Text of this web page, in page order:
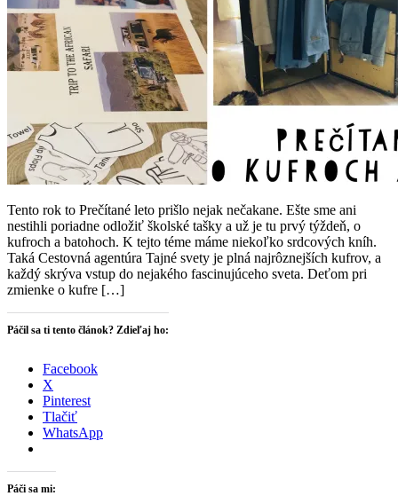
Tento rok to Prečítané leto prišlo nejak nečakane. Ešte sme ani
nestihli poriadne odložiť školské tašky a už je tu prvý týždeň, o
kufroch a batohoch. K tejto téme máme niekoľko srdcových kníh.
Taká Cestovná agentúra Tajné svety je plná najrôznejších kufrov, a
každý skrýva vstup do nejakého fascinujúceho sveta. Deťom pri
zmienke o kufre […]
Páčil sa ti tento článok? Zdieľaj ho:
Facebook
X
Pinterest
Tlačiť
WhatsApp
Páči sa mi: